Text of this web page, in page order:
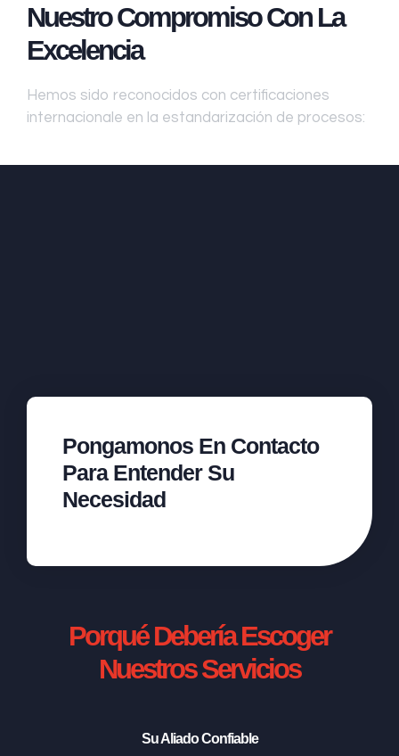
Nuestro Compromiso Con La
Excelencia
Hemos sido reconocidos con certificaciones
internacionale en la estandarización de procesos:
Pongamonos En Contacto
Para Entender Su
Necesidad
Porqué Debería Escoger
Nuestros Servicios
Su Aliado Confiable